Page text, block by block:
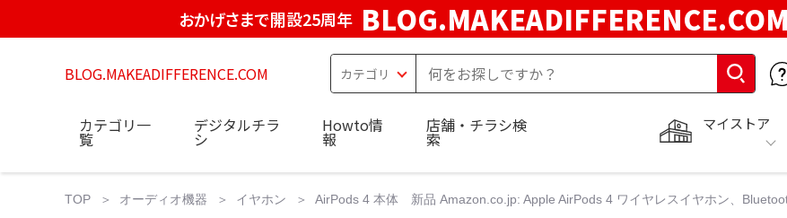
おかげさまで開設25周年
BLOG.MAKEADIFFERENCE.COM
マイストア
カテゴリ一
覧
デジタルチラ
シ
Howto情
報
店舗・チラシ検
索
TOP オーディオ機器 イヤホン AirPods 4 本体 新品 Amazon.co.jp: Apple AirPods 4 ワイヤレスイヤホン、